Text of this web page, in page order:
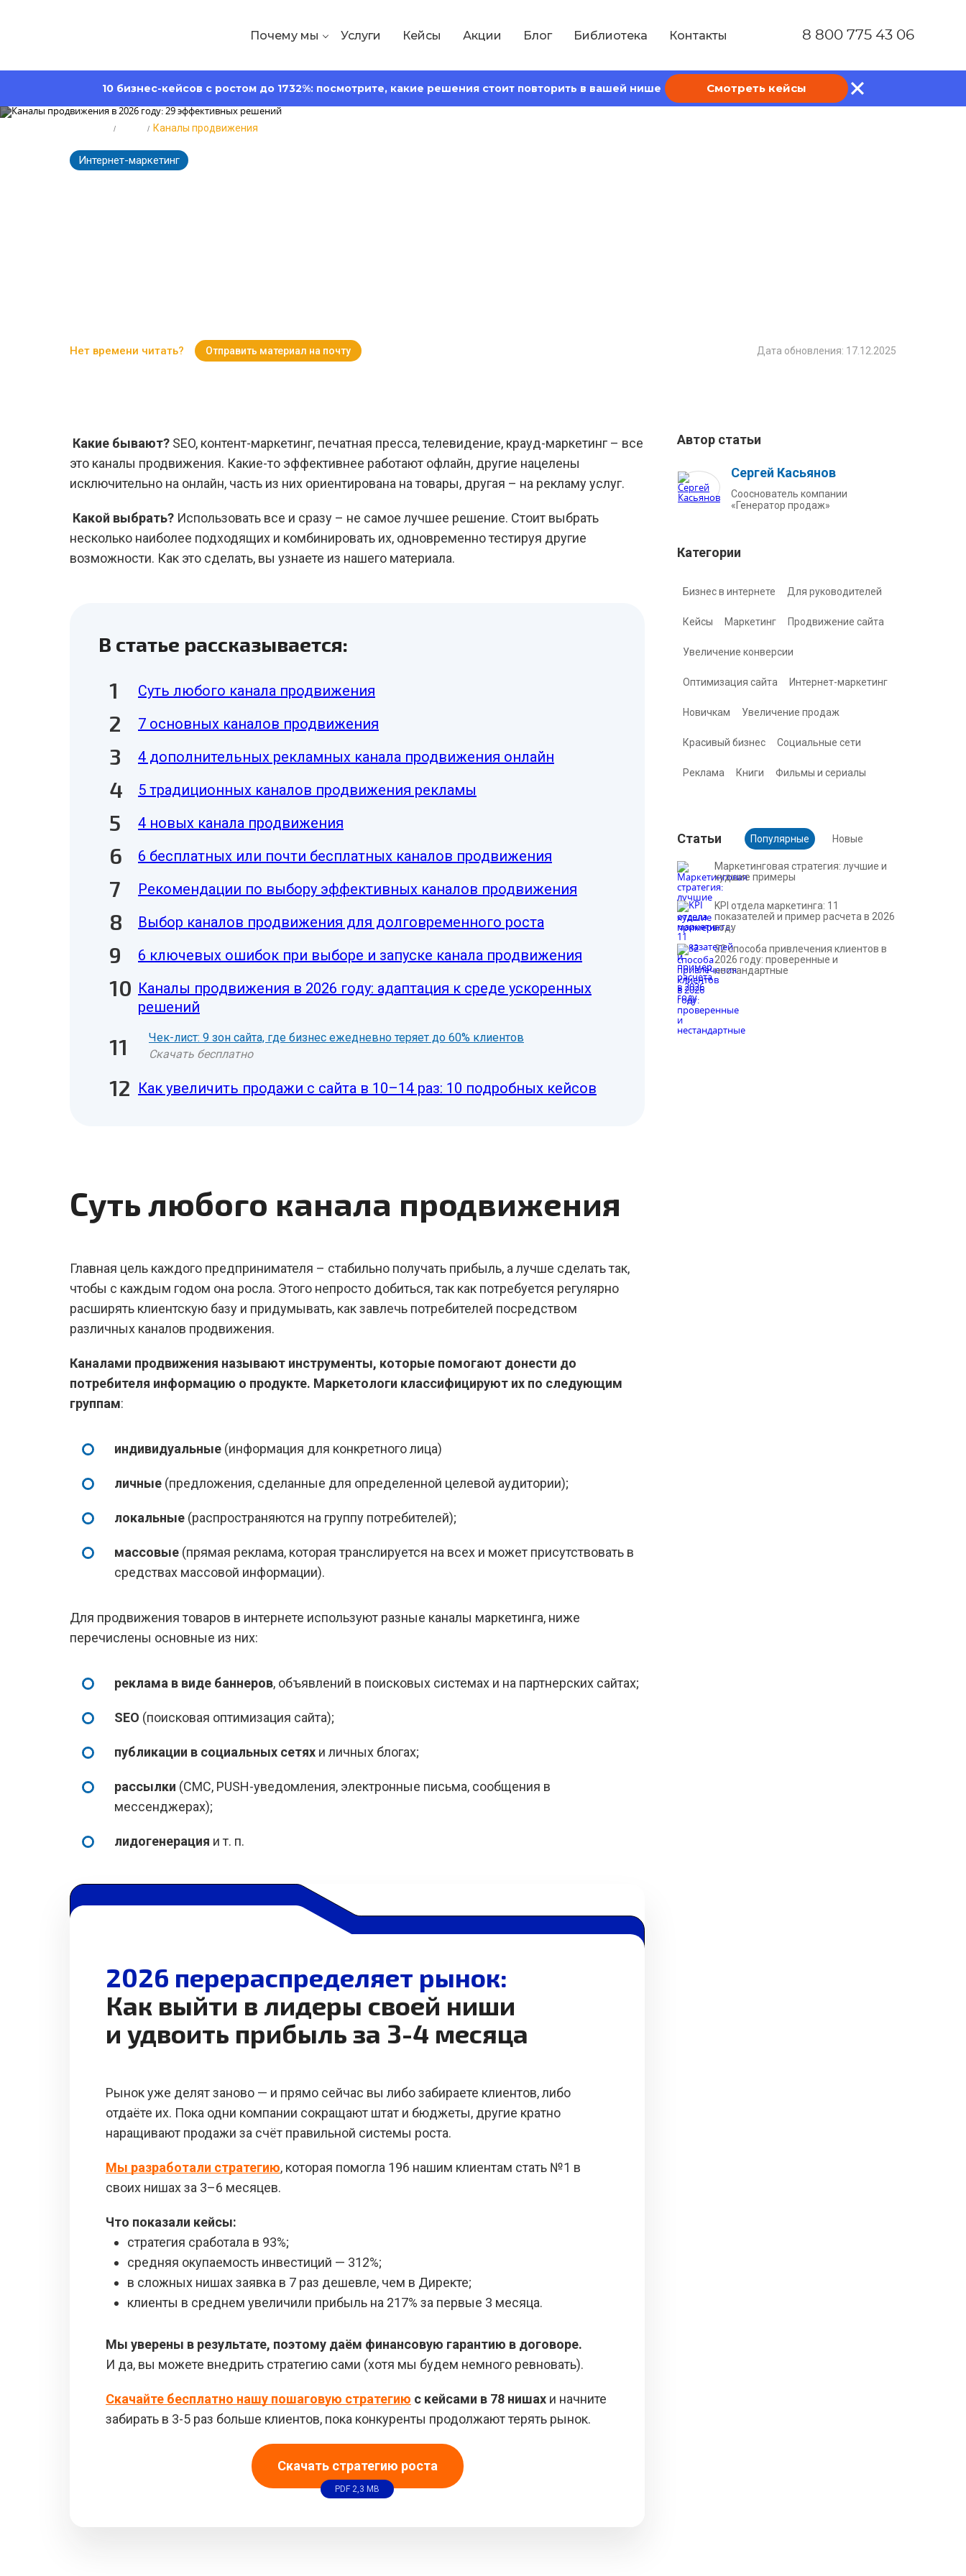
Почему мы Услуги Кейсы Акции Блог Библиотека Контакты 8 800 775 43 06
10 бизнес-кейсов с ростом до 1732%: посмотрите, какие решения стоит повторить в вашей нише Смотреть кейсы
Каналы продвижения
Интернет-маркетинг
Нет времени читать? Отправить материал на почту Дата обновления: 17.12.2025
Какие бывают? SEO, контент-маркетинг, печатная пресса, телевидение, крауд-маркетинг – все
это каналы продвижения. Какие-то эффективнее работают офлайн, другие нацелены
исключительно на онлайн, часть из них ориентирована на товары, другая – на рекламу услуг.
Какой выбрать? Использовать все и сразу – не самое лучшее решение. Стоит выбрать
несколько наиболее подходящих и комбинировать их, одновременно тестируя другие
возможности. Как это сделать, вы узнаете из нашего материала.
В статье рассказывается:
Суть любого канала продвижения
7 основных каналов продвижения
4 дополнительных рекламных канала продвижения онлайн
5 традиционных каналов продвижения рекламы
4 новых канала продвижения
6 бесплатных или почти бесплатных каналов продвижения
Рекомендации по выбору эффективных каналов продвижения
Выбор каналов продвижения для долговременного роста
6 ключевых ошибок при выборе и запуске канала продвижения
Каналы продвижения в 2026 году: адаптация к среде ускоренных
решений
Чек-лист: 9 зон сайта, где бизнес ежедневно теряет до 60% клиентов
Скачать бесплатно
Как увеличить продажи с сайта в 10–14 раз: 10 подробных кейсов
Суть любого канала продвижения
Главная цель каждого предпринимателя – стабильно получать прибыль, а лучше сделать так,
чтобы с каждым годом она росла. Этого непросто добиться, так как потребуется регулярно
расширять клиентскую базу и придумывать, как завлечь потребителей посредством
различных каналов продвижения.
Каналами продвижения называют инструменты, которые помогают донести до
потребителя информацию о продукте. Маркетологи классифицируют их по следующим
группам:
индивидуальные (информация для конкретного лица)
личные (предложения, сделанные для определенной целевой аудитории);
локальные (распространяются на группу потребителей);
массовые (прямая реклама, которая транслируется на всех и может присутствовать в
средствах массовой информации).
Для продвижения товаров в интернете используют разные каналы маркетинга, ниже
перечислены основные из них:
реклама в виде баннеров, объявлений в поисковых системах и на партнерских сайтах;
SEO (поисковая оптимизация сайта);
публикации в социальных сетях и личных блогах;
рассылки (СМС, PUSH-уведомления, электронные письма, сообщения в
мессенджерах);
лидогенерация и т. п.
2026 перераспределяет рынок:
Как выйти в лидеры своей ниши
и удвоить прибыль за 3-4 месяца
Рынок уже делят заново — и прямо сейчас вы либо забираете клиентов, либо
отдаёте их. Пока одни компании сокращают штат и бюджеты, другие кратно
наращивают продажи за счёт правильной системы роста.
Мы разработали стратегию, которая помогла 196 нашим клиентам стать №1 в
своих нишах за 3–6 месяцев.
Что показали кейсы:
стратегия сработала в 93%;
средняя окупаемость инвестиций — 312%;
в сложных нишах заявка в 7 раз дешевле, чем в Директе;
клиенты в среднем увеличили прибыль на 217% за первые 3 месяца.
Мы уверены в результате, поэтому даём финансовую гарантию в договоре.
И да, вы можете внедрить стратегию сами (хотя мы будем немного ревновать).
Скачайте бесплатно нашу пошаговую стратегию с кейсами в 78 нишах и начните
забирать в 3-5 раз больше клиентов, пока конкуренты продолжают терять рынок.
Скачать стратегию роста
PDF 2,3 MB
Автор статьи
Сергей Касьянов
Сооснователь компании
«Генератор продаж»
Категории
Бизнес в интернете Для руководителей
Кейсы Маркетинг Продвижение сайта
Увеличение конверсии
Оптимизация сайта Интернет-маркетинг
Новичкам Увеличение продаж
Красивый бизнес Социальные сети
Реклама Книги Фильмы и сериалы
Cтатьи Популярные Новые
Маркетинговая стратегия: лучшие и
худшие примеры
KPI отдела маркетинга: 11
показателей и пример расчета в 2026
году
32 способа привлечения клиентов в
2026 году: проверенные и
нестандартные